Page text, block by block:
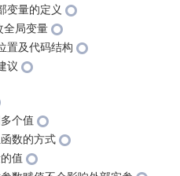
变量的定义
全局变量
置及代码结构
议
个值
数的方式
值